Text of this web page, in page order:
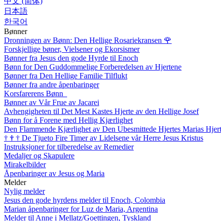
日本語
한국어
Bønner
Dronningen av Bønn: Den Hellige Rosariekransen 🌹
Forskjellige bøner, Vielsener og Ekorsismer
Bønner fra Jesus den gode Hyrde til Enoch
Bønn for Den Guddommelige Forberedelsen av Hjertene
Bønner fra Den Hellige Familie Tilflukt
Bønner fra andre åpenbaringer
Korsfarerens Bønn
Bønner av Vår Frue av Jacarei
Avhengigheten til Det Mest Kastes Hjerte av den Hellige Josef
Bønn for å Forene med Hellig Kjærlighet
Den Flammende Kjærlighet av Den Ubesmittede Hjertes Marias
† † † De Tjueto Fire Timer av Lidelsene vår Herre Jesus Kristus
Instruksjoner for tilberedelse av Remedier
Medaljer og Skapulere
Mirakelbilder
Åpenbaringer av Jesus og Maria
Melder
Nylig melder
Jesus den gode hyrdens melder til Enoch, Colombia
Marian åpenbaringer for Luz de Maria, Argentina
Melder til Anne i Mellatz/Goettingen, Tyskland